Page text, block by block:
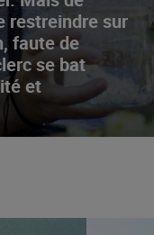
restreindre sur
faute de
se bat
et